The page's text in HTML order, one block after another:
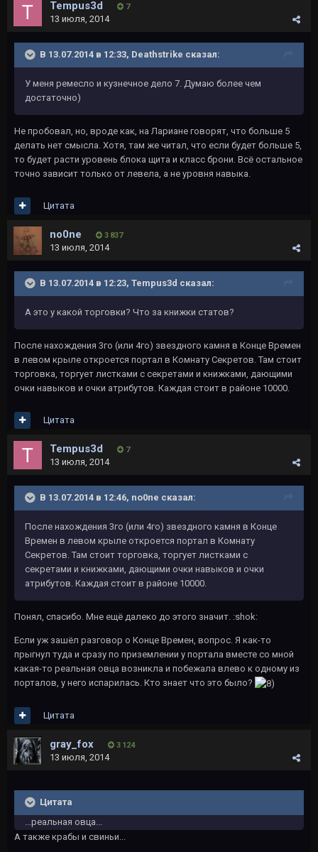
Tempus3d 7
13 июля, 2014
В 13.07.2014 в 12:33, Deathstrike сказал:
У меня ремесло и кузнечное дело 7. Думаю более чем
достаточно)
Не пробовал, но, вроде как, на Лариане говорят, что больше 5
делать нет смысла. Хотя, там же читал, что если будет больше 5,
то будет расти уровень блока щита и класс брони. Всё остальное
точно зависит только от левела, а не уровня навыка.
Цитата
no0ne 3 837
13 июля, 2014
В 13.07.2014 в 12:23, Tempus3d сказал:
А это у какой торговки? Что за книжки статов?
После нахождения 3го (или 4го) звездного камня в Конце Времен
в левом крыле откроется портал в Комнату Секретов. Там стоит
торговка, торгует листками с секретами и книжками, дающими
очки навыков и очки атрибутов. Каждая стоит в районе 10000.
Цитата
Tempus3d 7
13 июля, 2014
В 13.07.2014 в 12:46, no0ne сказал:
После нахождения 3го (или 4го) звездного камня в Конце
Времен в левом крыле откроется портал в Комнату
Секретов. Там стоит торговка, торгует листками с
секретами и книжками, дающими очки навыков и очки
атрибутов. Каждая стоит в районе 10000.
Понял, спасибо. Мне ещё далеко до этого значит. :shok:
Если уж зашёл разговор о Конце Времен, вопрос. Я как-то
прыгнул туда и сразу по приземлении у портала вместе со мной
какая-то реальная овца возникла и побежала влево к одному из
порталов, у него испарилась. Кто знает что это было?
Цитата
gray_fox 3 124
13 июля, 2014
Цитата
...реальная овца...
А также крабы и свиньи...